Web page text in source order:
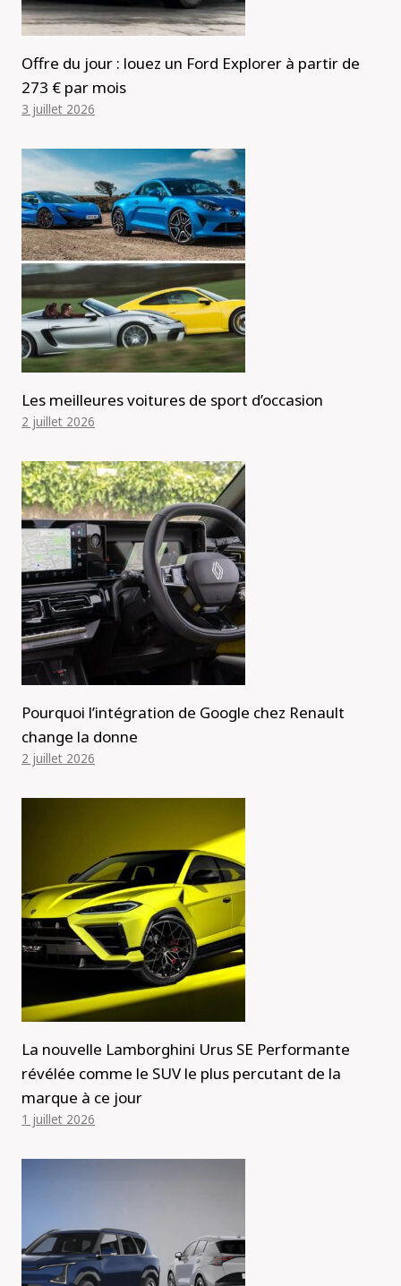
Offre du jour : louez un Ford Explorer à partir de
273 € par mois
3 juillet 2026
Les meilleures voitures de sport d’occasion
2 juillet 2026
Pourquoi l’intégration de Google chez Renault
change la donne
2 juillet 2026
La nouvelle Lamborghini Urus SE Performante
révélée comme le SUV le plus percutant de la
marque à ce jour
1 juillet 2026